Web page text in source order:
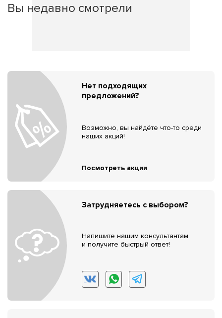
Вы недавно смотрели
Нет подходящих
предложений?
Возможно, вы найдёте что-то среди
наших акций!
Посмотреть акции
Затрудняетесь с выбором?
Напишите нашим консультантам
и получите быстрый ответ!